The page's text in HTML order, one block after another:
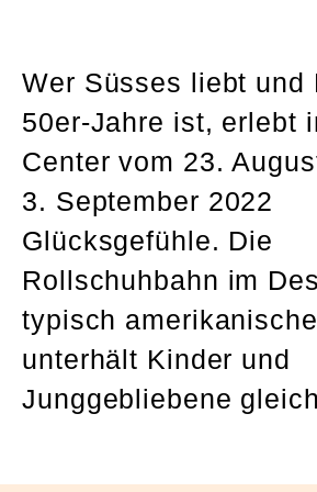
Wer Süsses liebt und
50er-Jahre ist, erlebt
Center vom 23.
3. September 2022
Glücksgefühle. Die
Rollschuhbahn im
typisch
unterhält Kinder und
Junggebliebene